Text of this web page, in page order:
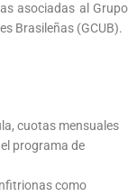
asociadas al Grupo
Brasileñas (GCUB).
cuotas mensuales
programa de
como